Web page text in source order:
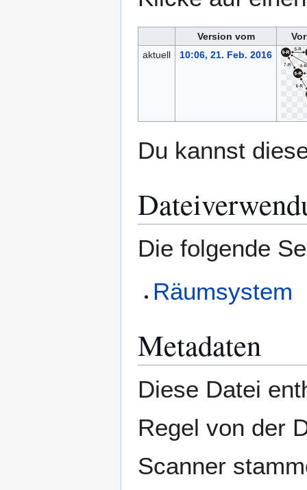
Version vom
aktuell
10:06, 21. Feb. 2016
Du kannst
Die folgende
Räumsystem
Metadaten
Diese Datei
Regel von der
Scanner